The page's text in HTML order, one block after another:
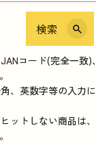
検索
JANコード(完全一致
角、英数字等の入力
ヒットしない商品は
16e シリーズ 2025
16e シリーズ 2025
インチ 2025年春モ